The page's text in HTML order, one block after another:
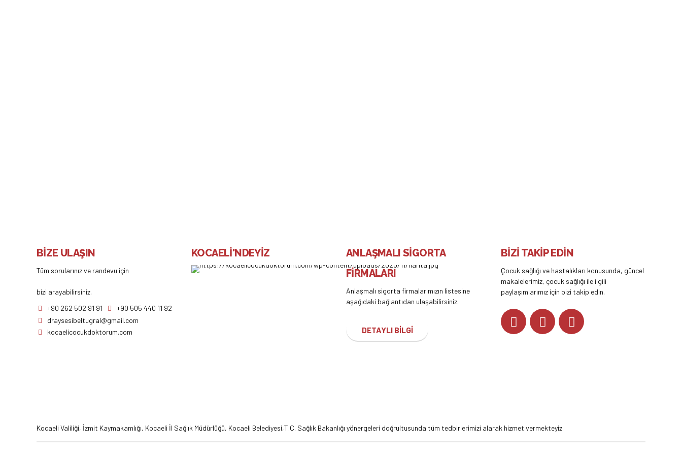
BİZE ULAŞIN
Tüm sorularınız ve randevu için
bizi arayabilirsiniz.
+90 262 502 91 91
+90 505 440 11 92
draysesibeltugral@gmail.com
kocaelicocukdoktorum.com
KOCAELİ'NDEYİZ
ANLAŞMALI SİGORTA
FİRMALARI
Anlaşmalı sigorta firmalarımızın listesine
aşağıdaki bağlantıdan ulaşabilirsiniz.
DETAYLI BİLGİ
BİZİ TAKİP EDİN
Çocuk sağlığı ve hastalıkları konusunda, güncel
makalelerimiz, çocuk sağlığı ile ilgili
paylaşımlarımız için bizi takip edin.
Kocaeli Valiliği, İzmit Kaymakamlığı, Kocaeli İl Sağlık Müdürlüğü, Kocaeli Belediyesi,T.C. Sağlık Bakanlığı yönergeleri doğrultusunda tüm tedbirlerimizi alarak hizmet vermekteyiz.